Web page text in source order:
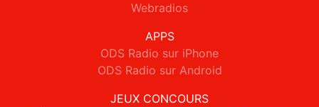
Webradios
APPS
ODS Radio sur iPhone
ODS Radio sur Android
JEUX CONCOURS